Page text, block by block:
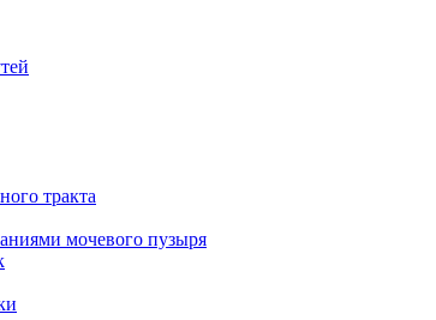
тракта
мочевого пузыря